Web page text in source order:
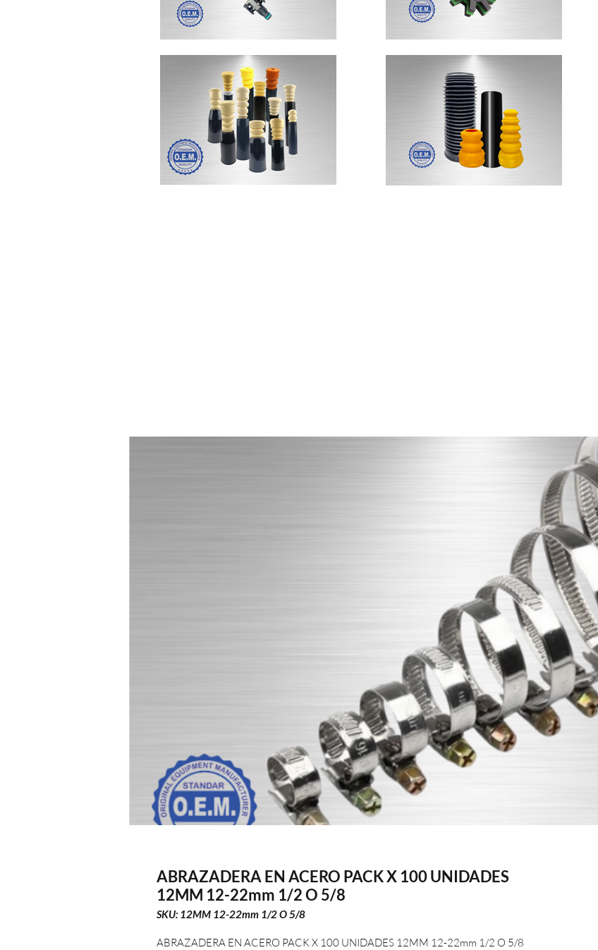
ABRAZADERA EN ACERO PACK X 100 UNIDADES
12MM 12-22mm 1/2 O 5/8
SKU: 12MM 12-22mm 1/2 O 5/8
ABRAZADERA EN ACERO PACK X 100 UNIDADES 12MM 12-22mm 1/2 O 5/8